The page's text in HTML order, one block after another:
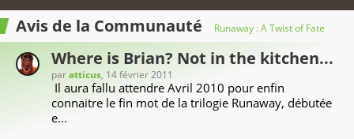
Avis de la Communauté Runaway : A Twist of Fate
Where is Brian? Not in the kitchen...
paratticus, 14 février 2011
Il aura fallu attendre Avril 2010 pour enfin
connaitre le fin mot de la trilogie Runaway, débutée
e...